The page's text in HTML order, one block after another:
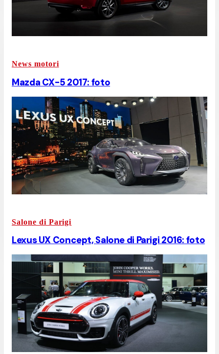
News motori
Mazda CX-5 2017: foto
Salone di Parigi
Lexus UX Concept, Salone di Parigi 2016: foto